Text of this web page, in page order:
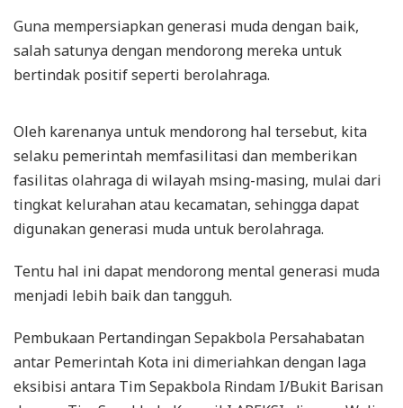
Guna mempersiapkan generasi muda dengan baik,
salah satunya dengan mendorong mereka untuk
bertindak positif seperti berolahraga.
Oleh karenanya untuk mendorong hal tersebut, kita
selaku pemerintah memfasilitasi dan memberikan
fasilitas olahraga di wilayah msing-masing, mulai dari
tingkat kelurahan atau kecamatan, sehingga dapat
digunakan generasi muda untuk berolahraga.
Tentu hal ini dapat mendorong mental generasi muda
menjadi lebih baik dan tangguh.
Pembukaan Pertandingan Sepakbola Persahabatan
antar Pemerintah Kota ini dimeriahkan dengan laga
eksibisi antara Tim Sepakbola Rindam I/Bukit Barisan